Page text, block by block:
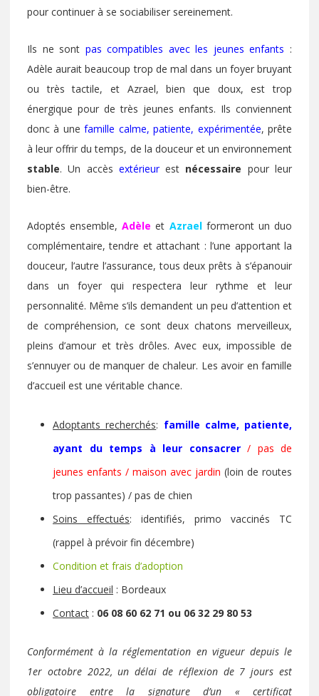
pour continuer à se sociabiliser sereinement.
Ils ne sont pas compatibles avec les jeunes enfants :
Adèle aurait beaucoup trop de mal dans un foyer bruyant
ou très tactile, et Azrael, bien que doux, est trop
énergique pour de très jeunes enfants. Ils conviennent
donc à unefamille calme, patiente, expérimentée, prête
à leur offrir du temps, de la douceur et un environnement
stable. Un accès extérieurest nécessaire pour leur
bien-être.
Adoptés ensemble,Adèle et Azrael formeront un duo
complémentaire, tendre et attachant : l’une apportant la
douceur, l’autre l’assurance, tous deux prêts à s’épanouir
dans un foyer qui respectera leur rythme et leur
personnalité. Même s’ils demandent un peu d’attention et
de compréhension, ce sont deux chatons merveilleux,
pleins d’amour et très drôles. Avec eux, impossible de
s’ennuyer ou de manquer de chaleur. Les avoir en famille
d’accueil est une véritable chance.
Adoptants recherchés: famille calme, patiente,
ayant du temps à leur consacrer/ pas de
jeunes enfants / maison avec jardin (loin de routes
trop passantes) / pas de chien
Soins effectués: identifiés, primo vaccinés TC
(rappel à prévoir fin décembre)
Condition et frais d’adoption
Lieu d’accueil : Bordeaux
Contact : 06 08 60 62 71 ou 06 32 29 80 53
Conformément à la réglementation en vigueur depuis le
1er octobre 2022, un délai de réflexion de 7 jours est
obligatoire entre la signature d’un « certificat